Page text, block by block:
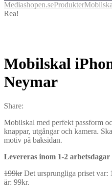
Mediashopen.seProdukter
Rea!
Mobilskal
Neymar
Share:
Mobilskal med perfekt passform
knappar, utgångar och kamera.
motiv på baksidan.
Levereras inom 1-2 arbetsdagar
199kr Det ursprungliga priset var:
är: 99kr.